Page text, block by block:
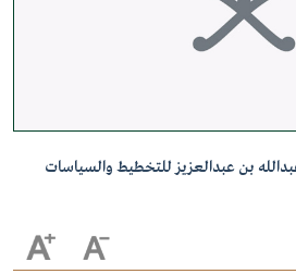
بن عبدالعزيز للتخطيط والسياسات